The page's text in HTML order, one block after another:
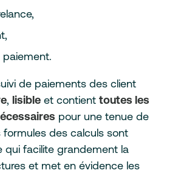
de paiements des client
, lisibleet contient toutes les
pour une tenue de
formules des calculs sont
qui facilite grandement la
et met en évidence les